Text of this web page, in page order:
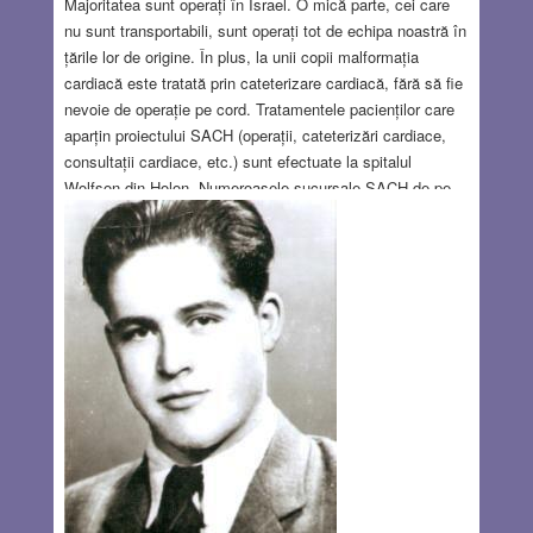
nu sunt transportabili, sunt operați tot de echipa noastră în
țările lor de origine. În plus, la unii copii malformația
cardiacă este tratată prin cateterizare cardiacă, fără să fie
nevoie de operație pe cord. Tratamentele pacienților care
aparțin proiectului SACH (operații, cateterizări cardiace,
consultații cardiace, etc.) sunt efectuate la spitalul
Wolfson din Holon. Numeroasele sucursale SACH de pe
toate continentele se ocupă de recrutarea resurselor
financiare care să susțină acest proiect. Fondurile pentru
copiii palestinieni vin în primul rând din Uniunea
Europeană, iar cele pentru copiii din România sunt donate
de un filantrop român din Elveția
JAN 18, 2018